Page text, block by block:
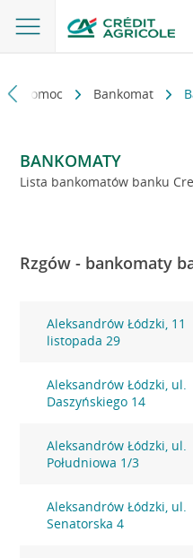
i pomoc Bankomat
BANKOMATY
Lista bankomatów banku
Rzgów - bankomaty
Aleksandrów Łódzki, 11
listopada 29
Aleksandrów Łódzki, ul.
Daszyńskiego 14
Aleksandrów Łódzki, ul.
Południowa 1/3
Aleksandrów Łódzki, ul.
Senatorska 4